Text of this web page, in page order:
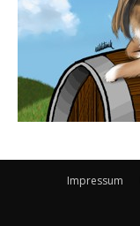
Impressum